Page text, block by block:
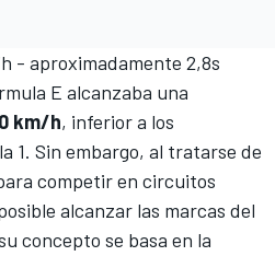
- aproximadamente 2,8s
E alcanzaba una
km/h, inferior a los
1. Sin embargo, al tratarse de
competir en circuitos
alcanzar las marcas del
concepto se basa en la